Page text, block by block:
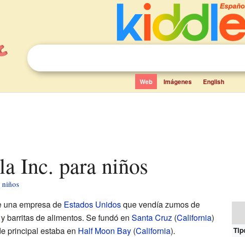
Web Imágenes English
Inc. para niños
niños
empresa de Estados Unidosque vendía zumos de
barritas de alimentos. Se fundó en Santa Cruz(California)
principal estaba en Half Moon Bay(California).